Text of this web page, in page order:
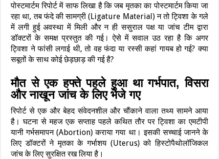
पोस्टमार्टम रिपोर्ट में साफ लिखा है कि जब मृतका का पोस्टमार्टम किया जा
रहा था, तब फंदे की सामग्री (Ligature Material) न तो ट्विशा के गले
में लगी हुई अवस्था में मिली और न ही ससुराल पक्ष या जांच टीम द्वारा
डॉक्टरों के समक्ष प्रस्तुत की गई। ऐसे में सवाल उठ रहा है कि अगर
ट्विशा ने फांसी लगाई थी, तो वह फंदा या रस्सी कहां गायब हो गई? क्या
सबूतों के साथ कोई छेड़छाड़ की गई है?
मौत से एक हफ्ते पहले हुआ था गर्भपात, विसरा
और नाखून जांच के लिए भेजे गए
रिपोर्ट से एक और बेहद संवेदनशील और चौंकाने वाला तथ्य सामने आया
है। घटना से महज एक सप्ताह पहले कथित तौर पर ट्विशा का एमटीपी
यानी गर्भसमापन (Abortion) कराया गया था। इसकी सच्चाई जानने के
लिए डॉक्टरों ने मृतका के गर्भाशय (Uterus) को हिस्टोपैथोलॉजिकल
जांच के लिए सुरक्षित रख लिया है।